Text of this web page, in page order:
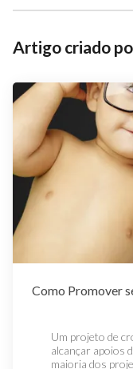
Artigo criado
Como Promover
Um projeto de
alcançar apoios
maioria dos